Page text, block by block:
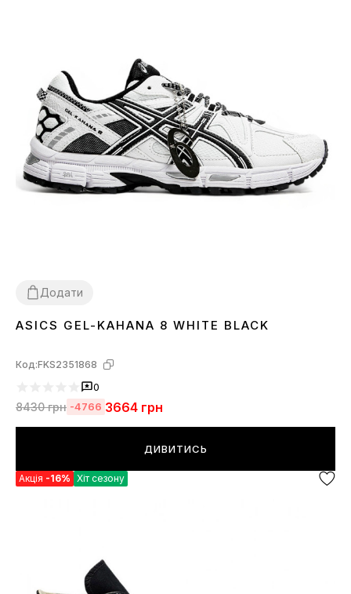
Додати
36 373839404142434445
ASICS GEL-KAHANA 8 WHITE BLACK
Код:FKS2351868
0
8430грн -4766 3664 грн
ДИВИТИСЬ
Акція -16% Хіт сезону